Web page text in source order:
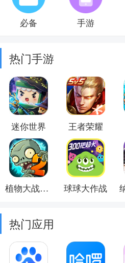
必备 手游
热门手游
迷你世界 王者荣耀
植物大战僵尸2 球球大作战
热门应用